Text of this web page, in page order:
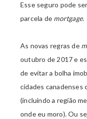
Esse seguro pode
parcela de mortgage.
As novas regras de
outubro de 2017 e
de evitar a bolha
cidades canadenses
(incluindo a região
onde eu moro). Ou